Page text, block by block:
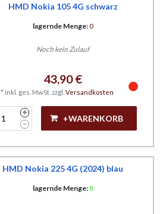
HMD Nokia 105 4G schwarz
lagernde Menge:0
Noch kein Zulauf
43,90 €
* inkl. ges. MwSt. zzgl. Versandkosten
+WARENKORB
HMD Nokia 225 4G (2024) blau
lagernde Menge: 8